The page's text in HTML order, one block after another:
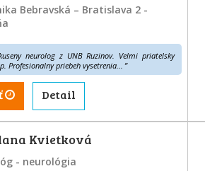
Bebravská – Bratislava 2 -
neurolog z UNB Ruzinov. Velmi priatelsky
Profesionalny priebeh vysetrenia...
Detail
Kvietková
- neurológia